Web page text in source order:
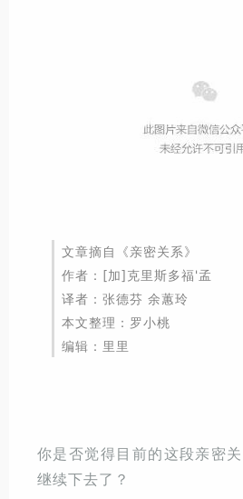
文章摘自《亲密关系》
作者：[加]克里斯多福'孟
译者：张德芬 余蕙玲
本文整理：罗小桃
编辑：里里
你是否觉得目前的这段亲密
继续下去了？